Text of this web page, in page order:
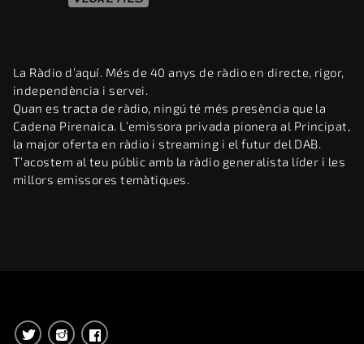
La Ràdio d’aquí. Més de 40 anys de ràdio en directe, rigor,
independència i servei.
Quan es tracta de ràdio, ningú té més presència que la
Cadena Pirenaica. L’emissora privada pionera al Principat,
la major oferta en ràdio i streaming i el futur del DAB.
T’acostem al teu públic amb la ràdio generalista líder i les
millors emissores temàtiques.